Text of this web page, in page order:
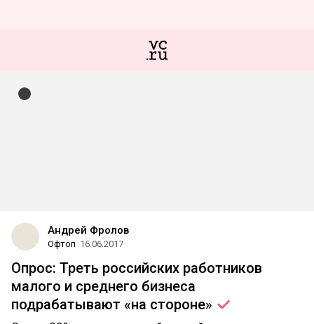
Андрей Фролов
Офтоп 16.06.2017
Опрос: Треть российских работников
малого и среднего бизнеса
подрабатывают «на стороне»